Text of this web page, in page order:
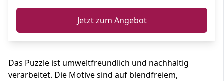
Jetzt zum Angebot
Das Puzzle ist umweltfreundlich und nachhaltig
verarbeitet. Die Motive sind auf blendfreiem,